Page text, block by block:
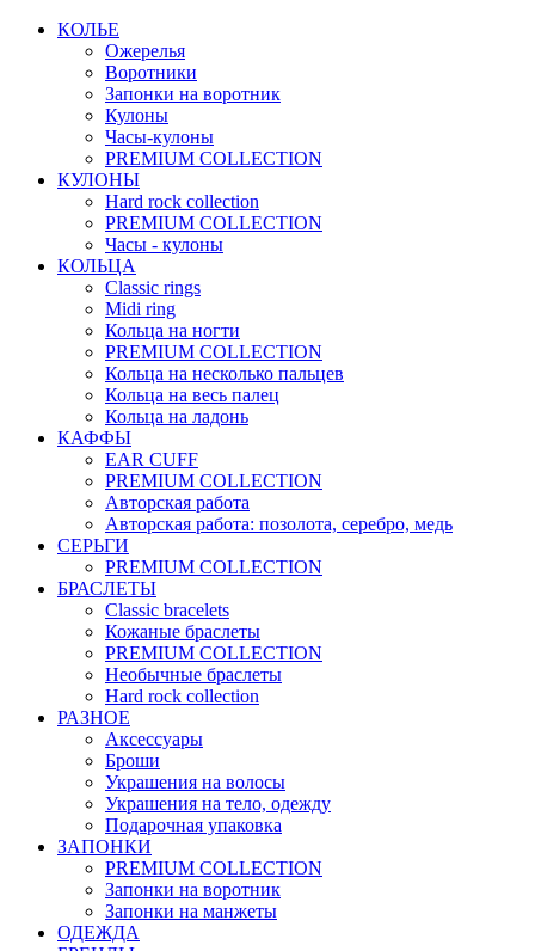
КОЛЬЕ
Ожерелья
Воротники
Запонки на воротник
Кулоны
Часы-кулоны
PREMIUM COLLECTION
КУЛОНЫ
Hard rock collection
PREMIUM COLLECTION
Часы - кулоны
КОЛЬЦА
Classic rings
Midi ring
Кольца на ногти
PREMIUM COLLECTION
Кольца на несколько пальцев
Кольца на весь палец
Кольца на ладонь
КАФФЫ
EAR CUFF
PREMIUM COLLECTION
Авторская работа
Авторская работа: позолота, серебро, медь
СЕРЬГИ
PREMIUM COLLECTION
БРАСЛЕТЫ
Classic bracelets
Кожаные браслеты
PREMIUM COLLECTION
Необычные браслеты
Hard rock collection
РАЗНОЕ
Аксессуары
Броши
Украшения на волосы
Украшения на тело, одежду
Подарочная упаковка
ЗАПОНКИ
PREMIUM COLLECTION
Запонки на воротник
Запонки на манжеты
ОДЕЖДА